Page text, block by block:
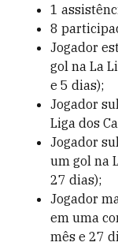
1
8
Jogador
gol na La
e 5 dias);
Jogador
Liga dos
Jogador
um gol na
27 dias);
Jogador
em uma
mês e 27